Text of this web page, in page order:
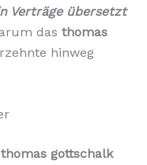
Verträge übersetzt
das thomas
hinweg
thomas gottschalk